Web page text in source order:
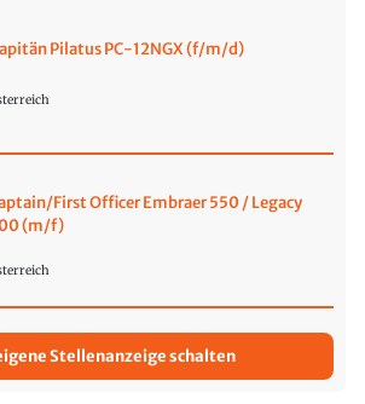
Pilatus PC-12NGX (f/m/d)
First Officer Embraer 550 / Legacy
(m/f)
Stellenanzeige schalten